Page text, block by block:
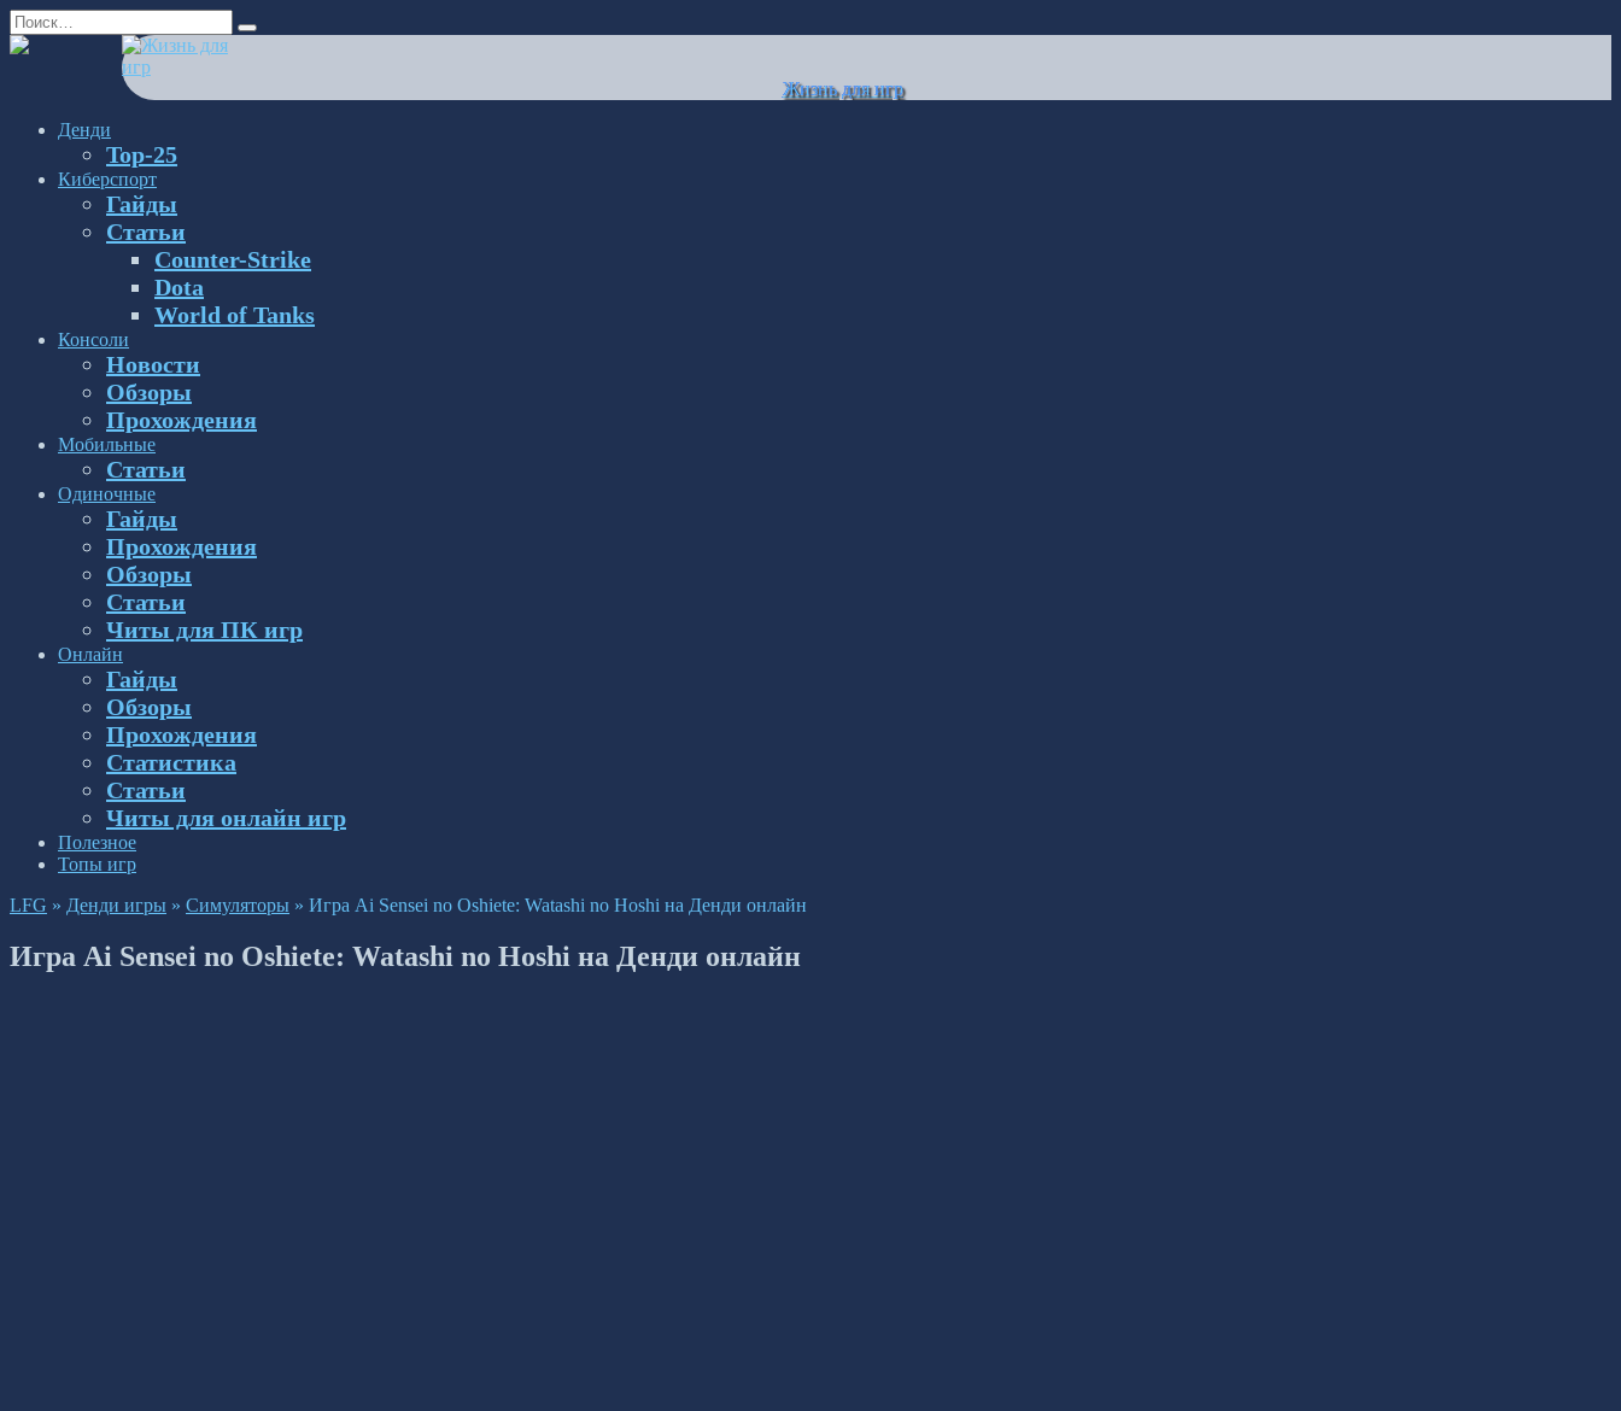
Перейти
к
Search
for:
Жизнь для игр
Денди
Top-25
Киберспорт
Гайды
Статьи
Counter-Strike
Dota
World of Tanks
Консоли
Новости
Обзоры
Прохождения
Мобильные
Статьи
Одиночные
Гайды
Прохождения
Обзоры
Статьи
Читы для ПК игр
Онлайн
Гайды
Обзоры
Прохождения
Статистика
Статьи
Читы для онлайн игр
Полезное
Топы игр
LFG » Денди игры » Симуляторы » Игра Ai Sensei no Oshiete: Watashi no Hoshi на Денди онлайн
Игра Ai Sensei no Oshiete: Watashi no Hoshi на Денди онлайн